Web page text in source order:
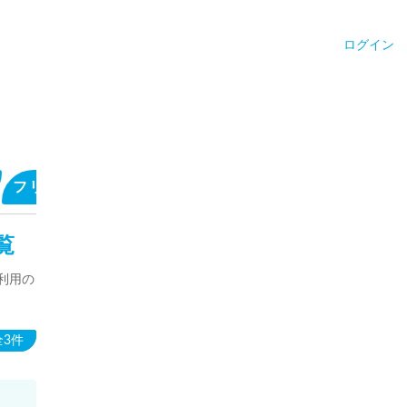
ログイン
フリーコメントを見る
用の
3件